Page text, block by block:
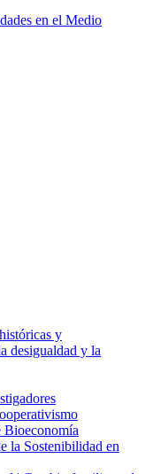
en el Medio
y
desigualdad y la
Bioeconomía
la Sostenibilidad en